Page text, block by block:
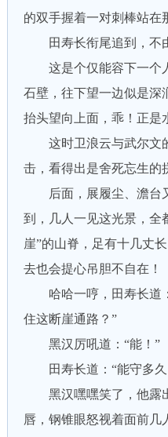
的双手握着一对刺棒站在
田寿长衔尾追到，不由
这是个仅能容下一个
石壁，往下望一边似是深
抬头望向上面，乖！正是
这时卫浪云与武尔文
击，看得出是舍死忘生的
后面，展履尘、澹台
到，几人一见这光景，全
崖”的山脊，足有十几丈
去也会提心吊胆不自在！
哈哈一哼，田寿长道
住这断崖通路？”
黑汉厉吼道：“能！”
田寿长道：“能守多久
黑汉嘿嘿笑了，他露
唇，钢锥眼怒视着面前几